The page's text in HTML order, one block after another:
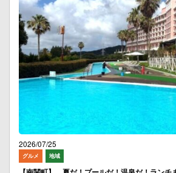
2026/07/25
グルメ 地域